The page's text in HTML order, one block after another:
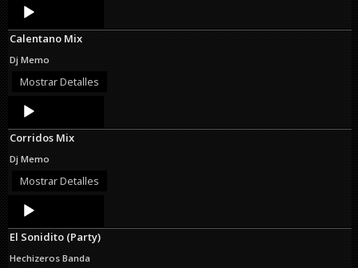
Audio
Player
Calentano Mix
Dj Memo
Mostrar Detalles
Audio
Player
Corridos Mix
Dj Memo
Mostrar Detalles
Audio
Player
El Sonidito (Party)
Hechizeros Banda